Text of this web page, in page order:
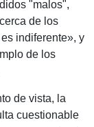
"malos",
de los
indiferente», y
de los
de vista, la
cuestionable